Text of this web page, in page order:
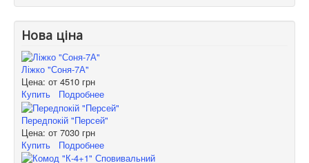
Нова ціна
Ліжко "Соня-7А"
Цена: от 4510 грн
Купить
Подробнее
Передпокій "Персей"
Цена: от 7030 грн
Купить
Подробнее